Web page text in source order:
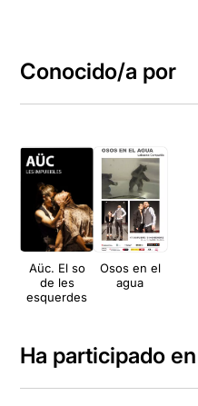
Conocido/a por
Aüc. El so
de les
esquerdes
Osos en el
agua
Ha participado en